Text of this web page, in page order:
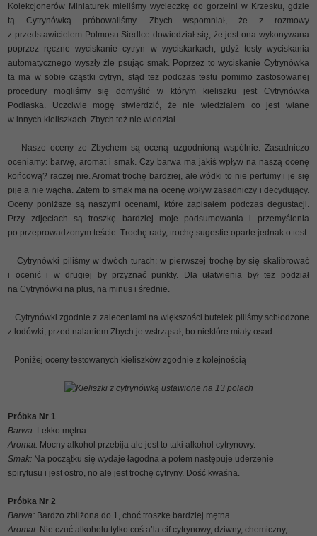
Kolekcjonerów Miniaturek mieliśmy wycieczkę do gorzelni w Krzesku, gdzie
tą Cytrynówką próbowaliśmy. Zbych wspomniał, że z rozmowy
z przedstawicielem Polmosu Siedlce dowiedział się, że jest ona wykonywana
poprzez ręczne wyciskanie cytryn w wyciskarkach, gdyż testy wyciskania
automatycznego wyszły źle psując smak. Poprzez to wyciskanie Cytrynówka
ta ma w sobie cząstki cytryn, stąd też podczas testu pomimo zastosowanej
procedury mogliśmy się domyślić w którym kieliszku jest Cytrynówka
Podlaska. Uczciwie mogę stwierdzić, że nie wiedziałem co jest wlane
w innych kieliszkach. Zbych też nie wiedział.
Nasze oceny ze Zbychem są oceną uzgodnioną wspólnie. Zasadniczo
oceniamy: barwę, aromat i smak. Czy barwa ma jakiś wpływ na naszą ocenę
końcową? raczej nie. Aromat trochę bardziej, ale wódki to nie perfumy i je się
pije a nie wącha. Zatem to smak ma na ocenę wpływ zasadniczy i decydujący.
Oceny poniższe są naszymi ocenami, które zapisałem podczas degustacji.
Przy zdjęciach są troszkę bardziej moje podsumowania i przemyślenia
po przeprowadzonym teście. Trochę rady, trochę sugestie oparte jednak o test.
Cytrynówki piliśmy w dwóch turach: w pierwszej trochę by się skalibrować
i ocenić i w drugiej by przyznać punkty. Dla ułatwienia był też podział
na Cytrynówki na plus, na minus i średnie.
Cytrynówki zgodnie z zaleceniami na większości butelek piliśmy schłodzone
z lodówki, przed nalaniem Zbych je wstrząsał, bo niektóre miały osad.
Poniżej oceny testowanych kieliszków zgodnie z kolejnością
Kieliszki z cytrynówką ustawione na 13 polach
Próbka Nr 1
Barwa: Lekko mętna.
Aromat: Mocny alkohol przebija ale jest to taki alkohol cytrynowy.
Smak: Na początku się wydaje łagodna a potem następuje uderzenie
spirytusu i jest ostro, no ale jest trochę cytryny. Dość kwaśna.
Próbka Nr 2
Barwa: Bardzo zbliżona do 1, choć troszkę bardziej mętna.
Aromat: Nie czuć alkoholu tylko coś a’la cif cytrynowy, dziwny, chemiczny,